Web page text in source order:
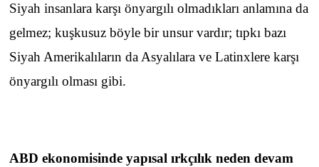
Siyah insanlara karşı önyargılı olmadıkları anlamına da
gelmez; kuşkusuz böyle bir unsur vardır; tıpkı bazı
Siyah Amerikalıların da Asyalılara ve Latinxlere karşı
önyargılı olması gibi.
ABD ekonomisinde yapısal ırkçılık neden devam